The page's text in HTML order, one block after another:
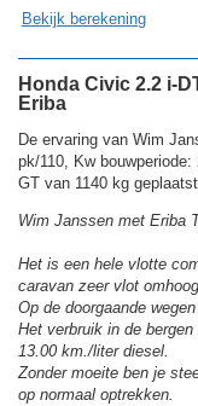
Bekijk berekening
Honda Civic 2.2 i-
Eriba
De ervaring van Wim
pk/110, Kw
GT van 1140 kg
Wim Janssen met Eriba
Het is een hele vlotte
caravan zeer vlot
Op de doorgaande
Het verbruik in de
13.00 km./liter diesel.
Zonder moeite ben je
op normaal optrekken.